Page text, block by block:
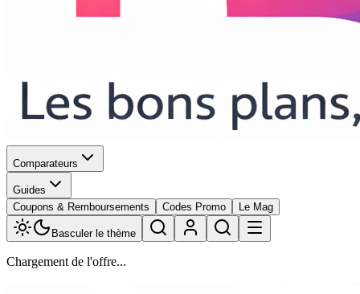
Comparateurs
Guides
Coupons & Remboursements
Codes Promo Le Mag
Basculer le thème
Chargement de l'offre...